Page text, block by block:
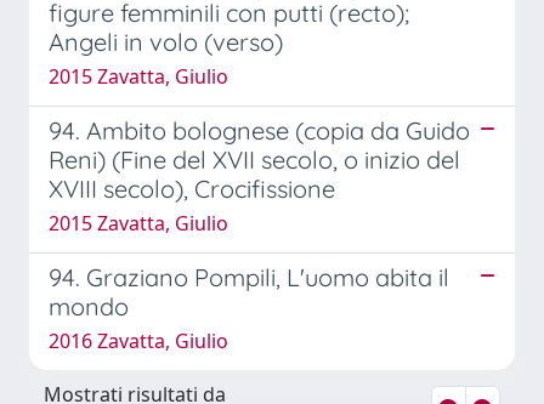
figure femminili con putti (recto);
Angeli in volo (verso)
2015 Zavatta, Giulio
94. Ambito bolognese (copia da Guido
Reni) (Fine del XVII secolo, o inizio del
XVIII secolo), Crocifissione
2015 Zavatta, Giulio
94. Graziano Pompili, L'uomo abita il
mondo
2016 Zavatta, Giulio
Mostrati risultati da